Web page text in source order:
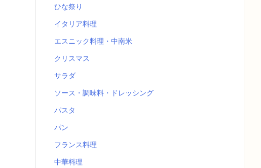
ひな祭り
イタリア料理
エスニック料理・中南米
クリスマス
サラダ
ソース・調味料・ドレッシング
パスタ
パン
フランス料理
中華料理